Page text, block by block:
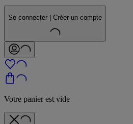
Se connecter | Créer un compte
Votre panier est vide